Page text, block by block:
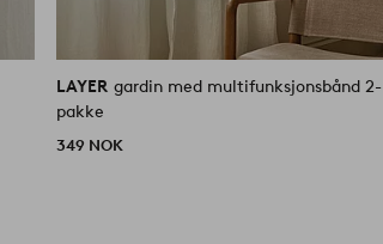
LAYER gardin med multifunksjonsbånd 2-
pakke
349 NOK